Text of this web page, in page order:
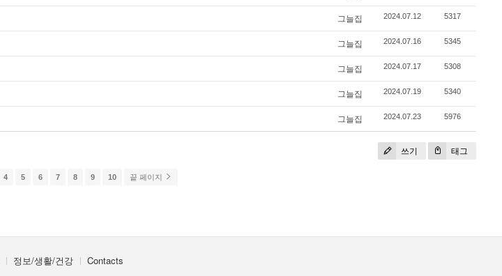
그늘집 2024.07.12 5317
그늘집 2024.07.16 5345
그늘집 2024.07.17 5308
그늘집 2024.07.19 5340
그늘집 2024.07.23 5976
쓰기 태그
4 5 6 7 8 9 10 끝 페이지
정보/생활/건강 Contacts